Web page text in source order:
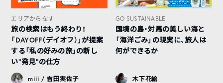
エリアから探す
旅の検索はもう終わり！
「DAYOFF（デイオフ）」が提案
する「私の好みの旅」の新し
い“発見”の仕方
miii / 吉田実佐子
GO SUSTAINABLE
国境の島・対馬の美しい海と
「海洋ごみ」の現実に、旅人は
何ができるか
木下花絵